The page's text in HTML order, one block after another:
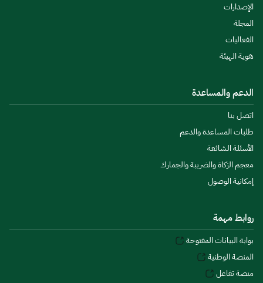
الإصدارات
المجلة
الفعاليات
هوية الهيئة
الدعم والمساعدة
اتصل بنا
طلبات المساعدة والدعم
الأسئلة الشائعة
معجم الزكاة والضريبة والجمارك
إمكانية الوصول
روابط مهمة
بوابة البيانات المفتوحة
المنصة الوطنية
منصة تفاعل